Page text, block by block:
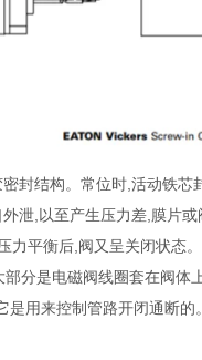
封结构。常位时,活动铁
泄,以至产生压力差,膜片
平衡后,阀又呈关闭状态。
分是电磁阀线圈套在阀
是用来控制管路开闭通断的